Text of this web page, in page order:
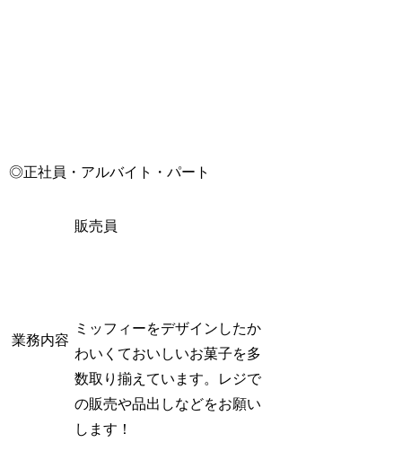
◎正社員・アルバイト・パート
業務内容
販売員
ミッフィーをデザインしたか
わいくておいしいお菓子を多
数取り揃えています。レジで
の販売や品出しなどをお願い
します！